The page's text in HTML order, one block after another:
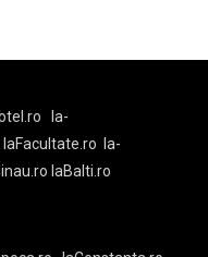
la-
laFacultate.ro
la-
laBalti.ro